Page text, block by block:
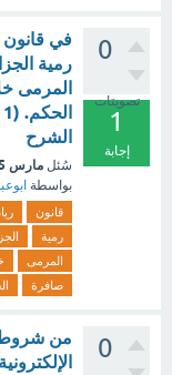
0
تصويتات
1
إجابة
في قانون
رمية
المرمى
الشرح
سُئل مارس 15
بواسطة
قانون
رمية
المرمى
صافرة
0
من شروط